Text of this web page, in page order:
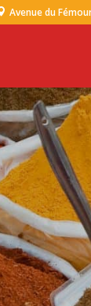
Avenue du